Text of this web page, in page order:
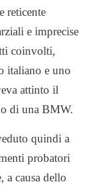
reticente
e imprecise
coinvolti,
italiano e uno
attinto il
di una BMW.
quindi a
probatori
a causa dello